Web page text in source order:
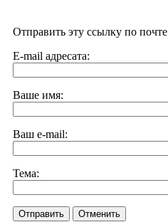
Отправить эту ссылку по почте
E-mail адресата:
Ваше имя:
Ваш e-mail:
Тема:
Отправить Отменить